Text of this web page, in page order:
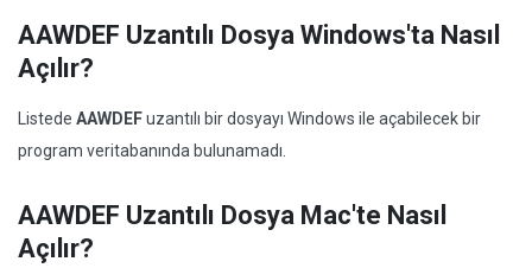
AAWDEF Uzantılı Dosya Windows'ta Nasıl
Açılır?
Listede AAWDEFuzantılı bir dosyayı Windows ile açabilecek bir
program veritabanında bulunamadı.
AAWDEF Uzantılı Dosya Mac'te Nasıl
Açılır?